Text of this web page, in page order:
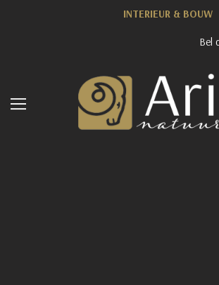
INTERIEUR & BOUW
Bel